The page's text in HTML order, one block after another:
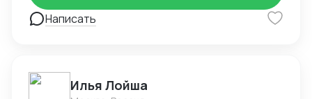
торговли - заключение о перемещении продукции,
содержащей озоноразрущающие вещества
разработка и регистрация ТУ - добровольные
сертификаты - добровольные сертификаты по
Написать
Илья Лойша